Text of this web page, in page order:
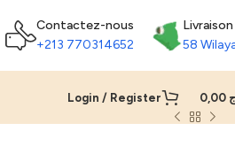
Contactez-nous
+213 770314652
Livraison
58
Login / Register